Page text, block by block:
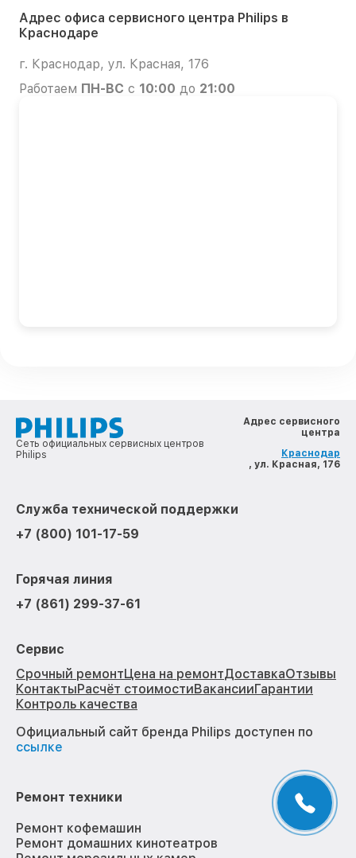
Адрес офиса сервисного центра Philips в
Краснодаре
г. Краснодар, ул. Красная, 176
Работаем ПН-ВС с 10:00 до 21:00
Сеть официальных сервисных центров
Philips
Адрес сервисного
центра
Краснодар
, ул. Красная, 176
Служба технической поддержки
+7 (800) 101-17-59
Горячая линия
+7 (861) 299-37-61
Сервис
Срочный ремонтЦена на ремонтДоставкаОтзывы
КонтактыРасчёт стоимостиВакансииГарантии
Контроль качества
Официальный сайт бренда Philips доступен по
ссылке
Ремонт техники
Ремонт кофемашин
Ремонт домашних кинотеатров